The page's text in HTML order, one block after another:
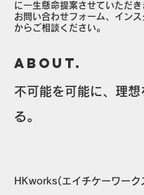
に一生懸命提案させていただき
お問い合わせフォーム、イン
からご相談ください。
ABout.
不可能を可能に、理想
る。
HKworks(エイチケーワーク